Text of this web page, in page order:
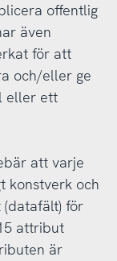
offentlig
även
för att
och/eller ge
eller ett
att varje
konstverk och
för
attribut
är